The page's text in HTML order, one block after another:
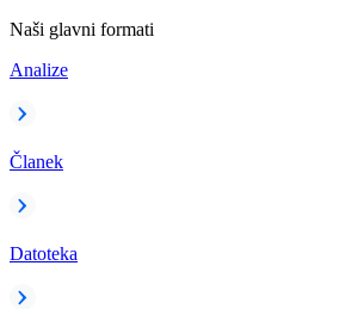
Naši glavni formati
Analize
Članek
Datoteka